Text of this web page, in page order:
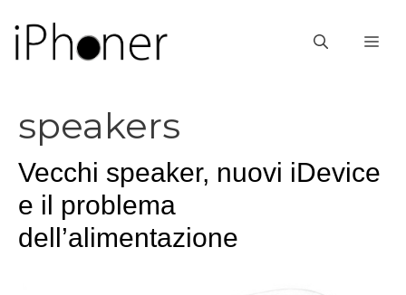
contenuto
speakers
Vecchi speaker, nuovi iDevice
e il problema
dell’alimentazione